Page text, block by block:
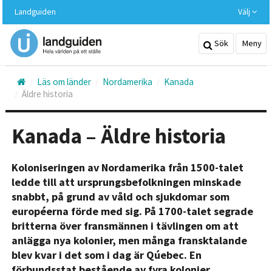
huvudinnehållet
Landguiden Välj
Sök Meny
Läs om länder Nordamerika
Kanada
Äldre historia
Kanada – Äldre historia
Koloniseringen av Nordamerika från 1500-talet
ledde till att ursprungsbefolkningen minskade
snabbt, på grund av våld och sjukdomar som
européerna förde med sig. På 1700-talet segrade
britterna över fransmännen i tävlingen om att
anlägga nya kolonier, men många fransktalande
blev kvar i det som i dag är Qúebec. En